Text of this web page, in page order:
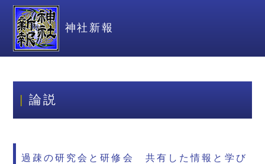
神社新報
論説
過疎の研究会と研修会 共有した情報と学び